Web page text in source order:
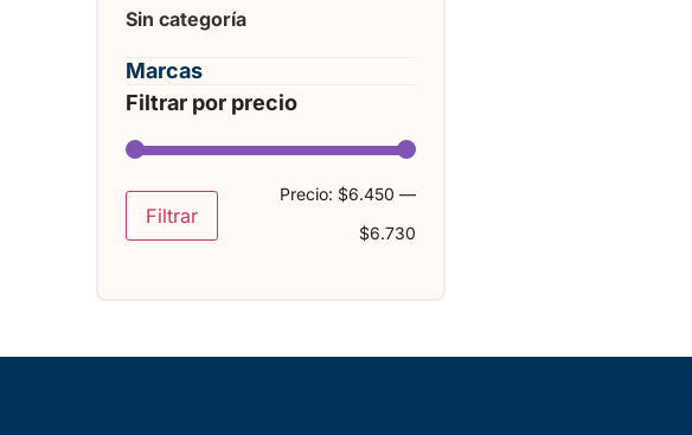
Sin categoría
Marcas
Filtrar por precio
Filtrar
Precio: $6.450 —
$6.730